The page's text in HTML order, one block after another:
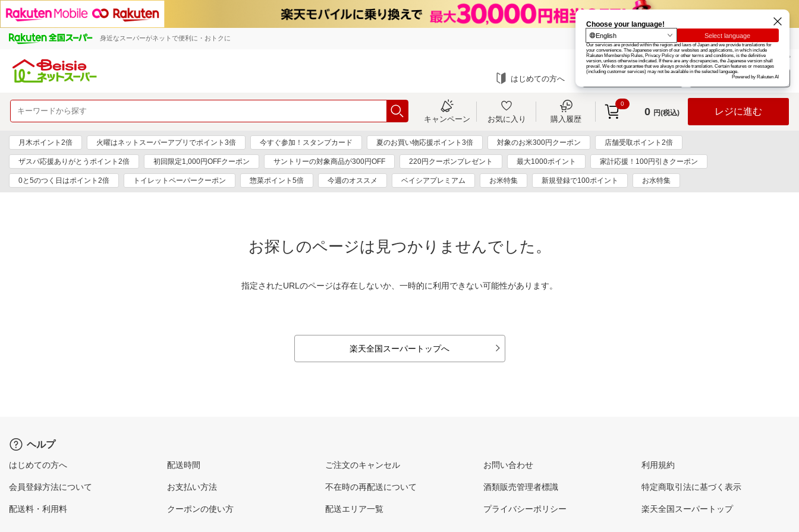
身近なスーパーがネットで便利に・おトクに 楽天グループ カード
お知らせ ヘルプ
はじめての方へ ログイン
キャンペーン お気に入り 購入履歴
0
0 円(税込) レジに進む
月木ポイント2倍 火曜はネットスーパーアプリでポイント3倍 今すぐ参加！スタンプカード 夏のお買い物応援ポイント3倍 対象のお米300円クーポン 店舗受取ポイント2倍
ザスパ応援ありがとうポイント2倍 初回限定1,000円OFFクーポン サントリーの対象商品が300円OFF 220円クーポンプレゼント 最大1000ポイント 家計応援！100円引きクーポン
0と5のつく日はポイント2倍 トイレットペーパークーポン 惣菜ポイント5倍 今週のオススメ ベイシアプレミアム お米特集 新規登録で100ポイント お水特集
お探しのページは見つかりませんでした。
指定されたURLのページは存在しないか、一時的に利用できない可能性があります。
楽天全国スーパートップへ
ヘルプ
はじめての方へ
会員登録方法について
配送料・利用料
配送時間
お支払い方法
クーポンの使い方
ご注文のキャンセル
不在時の再配送について
配送エリア一覧
お問い合わせ
酒類販売管理者標識
プライバシーポリシー
利用規約
特定商取引法に基づく表示
楽天全国スーパートップ